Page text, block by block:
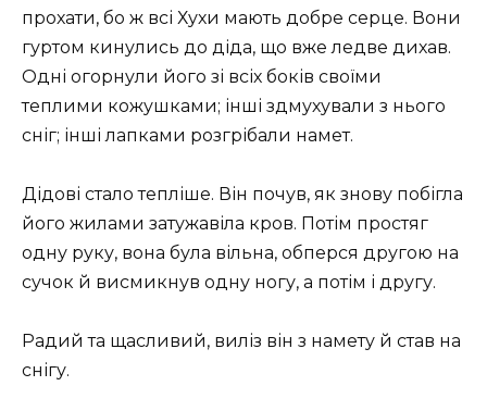
прохати, бо ж всі Хухи мають добре серце. Вони
гуртом кинулись до діда, що вже ледве дихав.
Одні огорнули його зі всіх боків своїми
теплими кожушками; інші здмухували з нього
сніг; інші лапками розгрібали намет.
Дідові стало тепліше. Він почув, як знову побігла
його жилами затужавіла кров. Потім простяг
одну руку, вона була вільна, обперся другою на
сучок й висмикнув одну ногу, а потім і другу.
Радий та щасливий, виліз він з намету й став на
снігу.